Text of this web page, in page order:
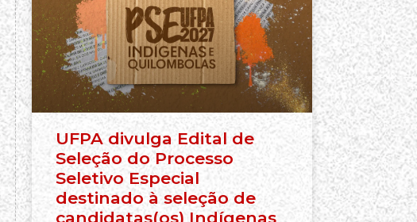
UFPA divulga Edital de
Seleção do Processo
Seletivo Especial
destinado à seleção de
candidatas(os) Indígenas